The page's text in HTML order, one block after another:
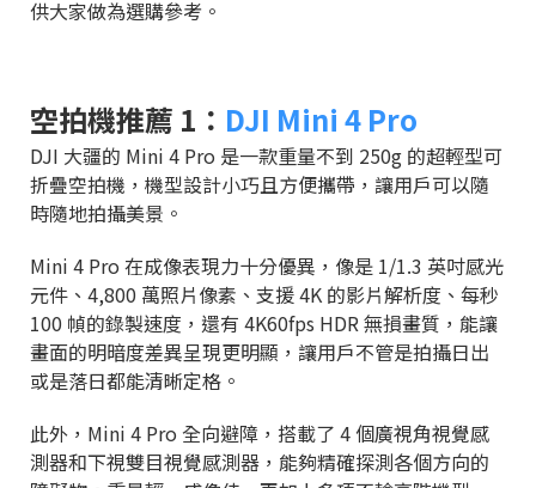
供大家做為選購參考。
空拍機推薦 1： DJI Mini 4 Pro
DJI 大疆的 Mini 4 Pro 是一款重量不到 250g 的超輕型可
折疊空拍機，機型設計小巧且方便攜帶，讓用戶可以隨
時隨地拍攝美景。
Mini 4 Pro 在成像表現力十分優異，像是 1/1.3 英吋感光
元件、4,800 萬照片像素、支援 4K 的影片解析度、每秒
100 幀的錄製速度，還有 4K60fps HDR 無損畫質，能讓
畫面的明暗度差異呈現更明顯，讓用戶不管是拍攝日出
或是落日都能清晰定格。
此外，Mini 4 Pro 全向避障，搭載了 4 個廣視角視覺感
測器和下視雙目視覺感測器，能夠精確探測各個方向的